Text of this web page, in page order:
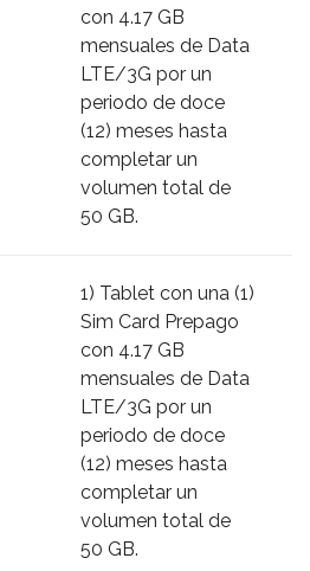
con 4.17 GB
mensuales de Data
LTE/3G por un
periodo de doce
(12) meses hasta
completar un
volumen total de
50 GB.
1) Tablet con una (1)
Sim Card Prepago
con 4.17 GB
mensuales de Data
LTE/3G por un
periodo de doce
(12) meses hasta
completar un
volumen total de
50 GB.